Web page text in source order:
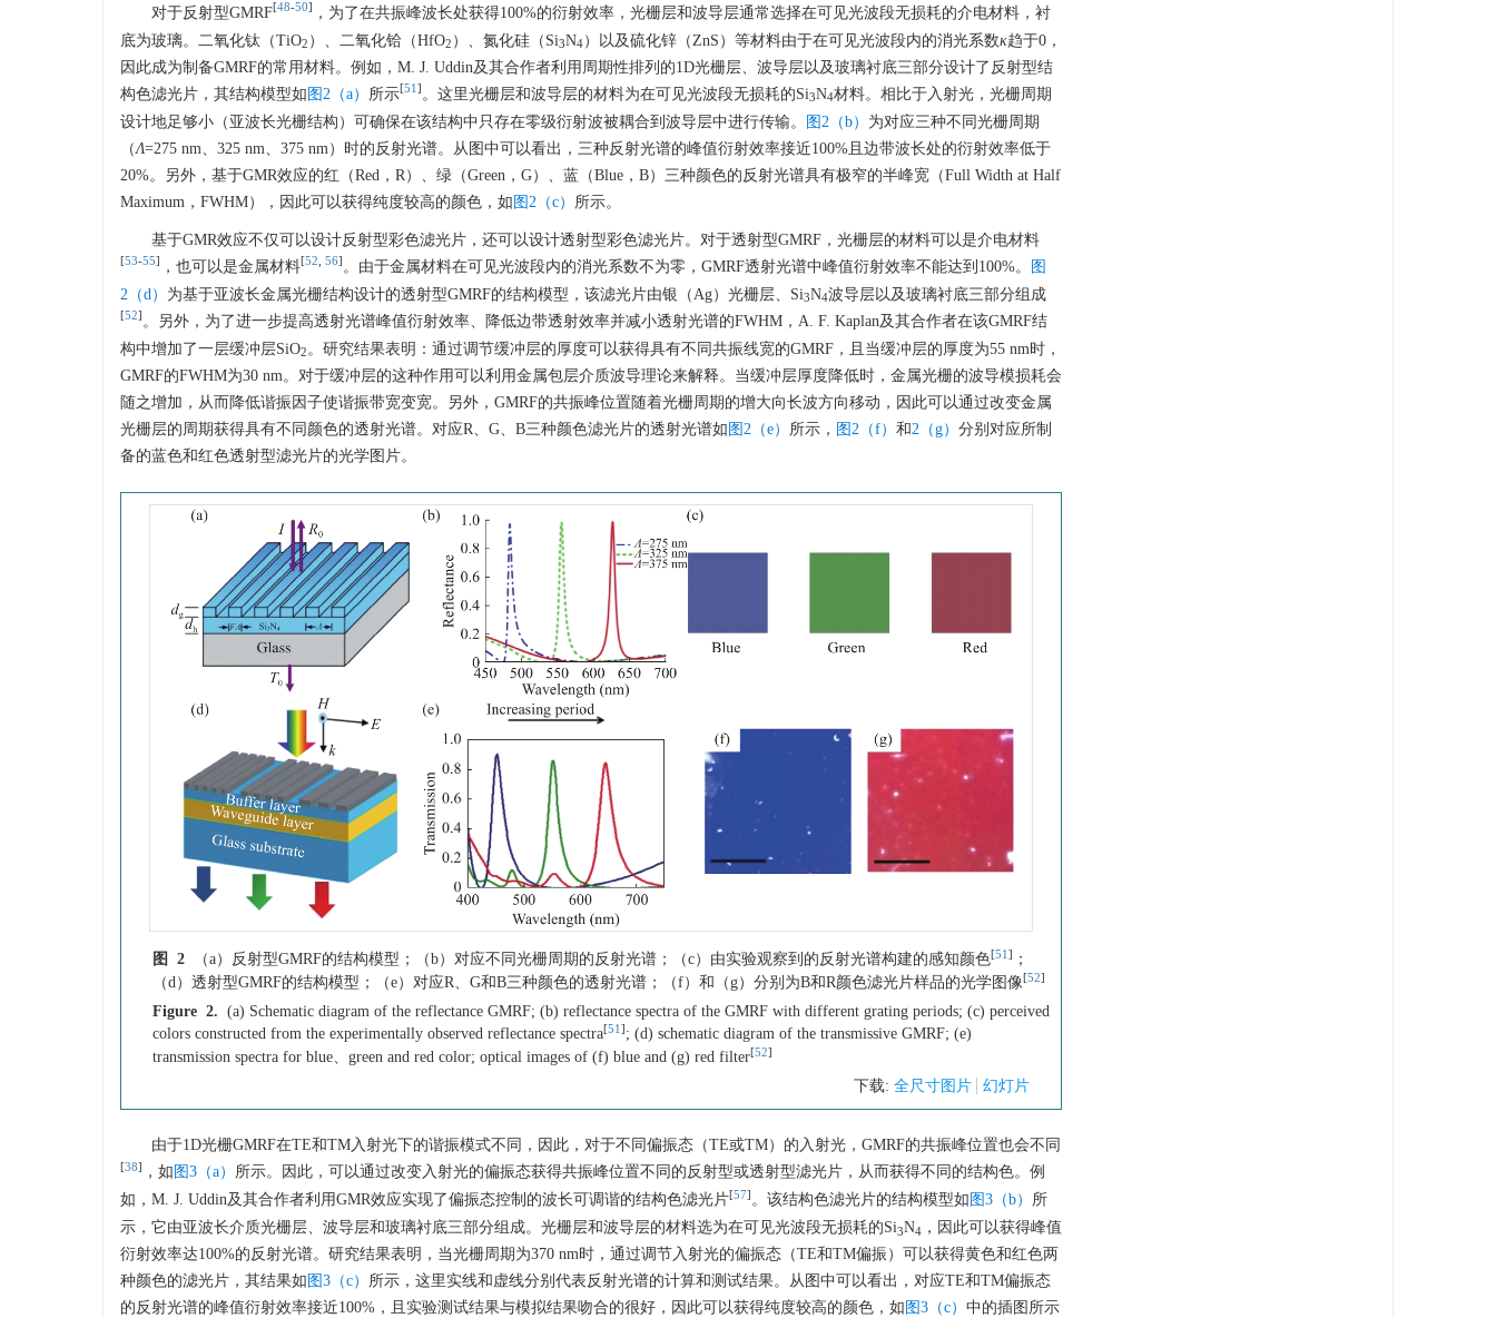
对于反射型GMRF 48-50
，为了在共振峰波长处获得100%的衍射效率，光栅层和波导层通常选择在可见光波段无损耗的介电材料，衬
底为玻璃。二氧化钛（TiO2 ）、二氧化铪（HfO2 ）、氮化硅（Si3N4）以及硫化锌（ZnS）等材料由于在可见光波段内的消光系数κ趋于0，
因此成为制备GMRF的常用材料。例如，M. J. Uddin及其合作者利用周期性排列的1D光栅层、波导层以及玻璃衬底三部分设计了反射型结
构色滤光片，其结构模型如图2（a） 所示 51 。这里光栅层和波导层的材料为在可见光波段无损耗的Si3N4材料。相比于入射光，光栅周期
设计地足够小（亚波长光栅结构）可确保在该结构中只存在零级衍射波被耦合到波导层中进行传输。 图2（b） 为对应三种不同光栅周期
（Λ=275 nm、325 nm、375 nm）时的反射光谱。从图中可以看出，三种反射光谱的峰值衍射效率接近100%且边带波长处的衍射效率低于
20%。另外，基于GMR效应的红（Red，R）、绿（Green，G）、蓝（Blue，B）三种颜色的反射光谱具有极窄的半峰宽（Full Width at Half
Maximum，FWHM），因此可以获得纯度较高的颜色，如图2（c） 所示。
基于GMR效应不仅可以设计反射型彩色滤光片，还可以设计透射型彩色滤光片。对于透射型GMRF，光栅层的材料可以是介电材料
53-55 ，也可以是金属材料 52, 56 。由于金属材料在可见光波段内的消光系数不为零，GMRF透射光谱中峰值衍射效率不能达到100%。 图
2（d） 为基于亚波长金属光栅结构设计的透射型GMRF的结构模型，该滤光片由银（Ag）光栅层、Si3N4波导层以及玻璃衬底三部分组成
52
。另外，为了进一步提高透射光谱峰值衍射效率、降低边带透射效率并减小透射光谱的FWHM，A. F. Kaplan及其合作者在该GMRF结
构中增加了一层缓冲层SiO2 。研究结果表明：通过调节缓冲层的厚度可以获得具有不同共振线宽的GMRF，且当缓冲层的厚度为55 nm时，
GMRF的FWHM为30 nm。对于缓冲层的这种作用可以利用金属包层介质波导理论来解释。当缓冲层厚度降低时，金属光栅的波导模损耗会
随之增加，从而降低谐振因子使谐振带宽变宽。另外，GMRF的共振峰位置随着光栅周期的增大向长波方向移动，因此可以通过改变金属
光栅层的周期获得具有不同颜色的透射光谱。对应R、G、B三种颜色滤光片的透射光谱如图2（e） 所示， 图2（f） 和2（g） 分别对应所制
备的蓝色和红色透射型滤光片的光学图片。
图 2 （a）反射型GMRF的结构模型；（b）对应不同光栅周期的反射光谱；（c）由实验观察到的反射光谱构建的感知颜色[51 ]
；
（d）透射型GMRF的结构模型；（e）对应R、G和B三种颜色的透射光谱；（f）和（g）分别为B和R颜色滤光片样品的光学图像[52]
Figure 2. (a) Schematic diagram of the reflectance GMRF; (b) reflectance spectra of the GMRF with different grating periods; (c) perceived
colors constructed from the experimentally observed reflectance spectra[51 ] ; (d) schematic diagram of the transmissive GMRF; (e)
transmission spectra for blue、green and red color; optical images of (f) blue and (g) red filter[52]
下载: 全尺寸图片 幻灯片
由于1D光栅GMRF在TE和TM入射光下的谐振模式不同，因此，对于不同偏振态（TE或TM）的入射光，GMRF的共振峰位置也会不同
[38] ，如 图3（a） 所示。因此，可以通过改变入射光的偏振态获得共振峰位置不同的反射型或透射型滤光片，从而获得不同的结构色。例
如，M. J. Uddin及其合作者利用GMR效应实现了偏振态控制的波长可调谐的结构色滤光片[57] 。该结构色滤光片的结构模型如 图3（b） 所
示，它由亚波长介质光栅层、波导层和玻璃衬底三部分组成。光栅层和波导层的材料选为在可见光波段无损耗的Si3N4 ，因此可以获得峰值
衍射效率达100%的反射光谱。研究结果表明，当光栅周期为370 nm时，通过调节入射光的偏振态（TE和TM偏振）可以获得黄色和红色两
种颜色的滤光片，其结果如 图3（c） 所示，这里实线和虚线分别代表反射光谱的计算和测试结果。从图中可以看出，对应TE和TM偏振态
的反射光谱的峰值衍射效率接近100%，且实验测试结果与模拟结果吻合的很好，因此可以获得纯度较高的颜色，如 图3（c） 中的插图所示